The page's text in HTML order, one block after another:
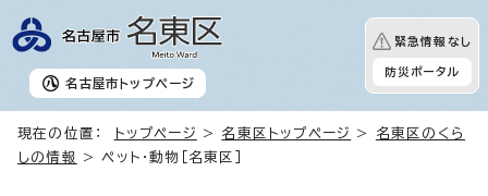
名古屋市 トップページ
緊急情報なし
防災ポータル
現在の位置： トップページ > 名東区トップページ > 名東区のくら
しの情報
> ペット・動物［名東区］